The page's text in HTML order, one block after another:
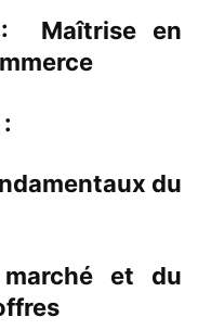
Maîtrise en
du
marché et du